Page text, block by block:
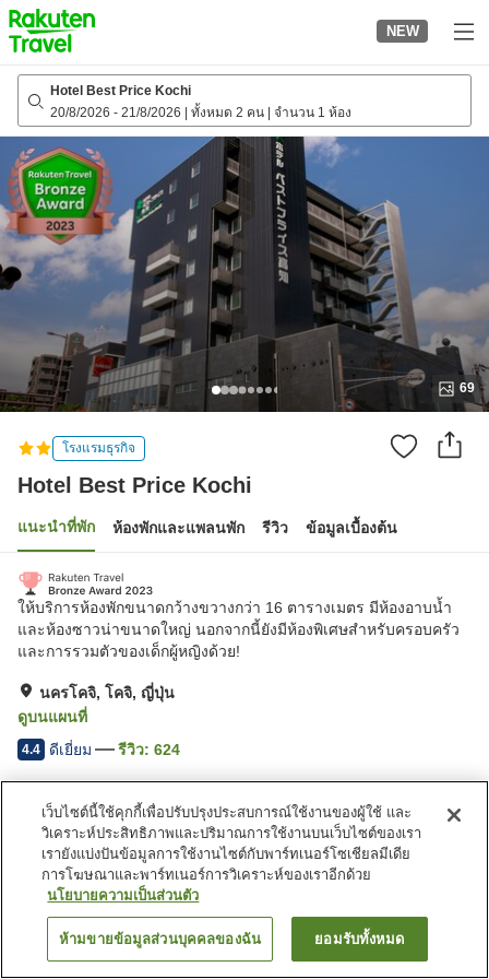
to
top
page
NEW
Hotel Best Price Kochi
20/8/2026 - 21/8/2026 ทั้งหมด 2 คน จำนวน 1 ห้อง
69
โรงแรมธุรกิจ
Hotel Best Price Kochi
แนะนำที่พัก ห้องพักและแพลนพัก รีวิว ข้อมูลเบื้องต้น
ให้บริการห้องพักขนาดกว้างขวางกว่า 16 ตารางเมตร มีห้องอาบน้ำ
และห้องซาวน่าขนาดใหญ่ นอกจากนี้ยังมีห้องพิเศษสำหรับครอบครัว
และการรวมตัวของเด็กผู้หญิงด้วย!
นครโคจิ, โคจิ, ญี่ปุ่น
ดูบนแผนที่
4.4 ดีเยี่ยม รีวิว: 624
สิ่งอำนวยความสะดวกในที่พัก
ซาวน่า
ร้านอาหาร
ห้องอาบน้ำใหญ่
Hotel Best Price Kochi
ค้นหาห้องพัก
เว็บไซต์นี้ใช้คุกกี้เพื่อปรับปรุงประสบการณ์ใช้งานของผู้ใช้ และ
วิเคราะห์ประสิทธิภาพและปริมาณการใช้งานบนเว็บไซต์ของเรา
เรายังแบ่งปันข้อมูลการใช้งานไซต์กับพาร์ทเนอร์โซเชียลมีเดีย
การโฆษณาและพาร์ทเนอร์การวิเคราะห์ของเราอีกด้วย
นโยบายความเป็นส่วนตัว
ห้ามขายข้อมูลส่วนบุคคลของฉัน ยอมรับทั้งหมด